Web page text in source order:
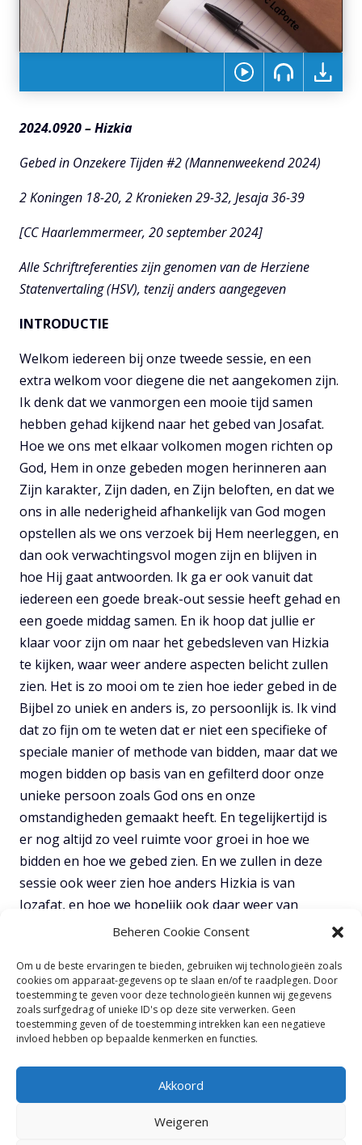
Beheren Cookie Consent
Om u de beste ervaringen te bieden, gebruiken wij technologieën zoals
cookies om apparaat-gegevens op te slaan en/of te raadplegen. Door
toestemming te geven voor deze technologieën kunnen wij gegevens
zoals surfgedrag of unieke ID's op deze site verwerken. Geen
toestemming geven of de toestemming intrekken kan een negatieve
invloed hebben op bepaalde kenmerken en functies.
Akkoord
Weigeren
2024.0920 – Hizkia
Gebed in Onzekere Tijden #2 (Mannenweekend 2024)
2 Koningen 18-20, 2 Kronieken 29-32, Jesaja 36-39
[CC Haarlemmermeer, 20 september 2024]
Alle Schriftreferenties zijn genomen van de Herziene
Statenvertaling (HSV), tenzij anders aangegeven
INTRODUCTIE
Welkom iedereen bij onze tweede sessie, en een
extra welkom voor diegene die net aangekomen zijn.
Ik denk dat we vanmorgen een mooie tijd samen
hebben gehad kijkend naar het gebed van Josafat.
Hoe we ons met elkaar volkomen mogen richten op
God, Hem in onze gebeden mogen herinneren aan
Zijn karakter, Zijn daden, en Zijn beloften, en dat we
ons in alle nederigheid afhankelijk van God mogen
opstellen als we ons verzoek bij Hem neerleggen, en
dan ook verwachtingsvol mogen zijn en blijven in
hoe Hij gaat antwoorden. Ik ga er ook vanuit dat
iedereen een goede break-out sessie heeft gehad en
een goede middag samen. En ik hoop dat jullie er
klaar voor zijn om naar het gebedsleven van Hizkia
te kijken, waar weer andere aspecten belicht zullen
zien. Het is zo mooi om te zien hoe ieder gebed in de
Bijbel zo uniek en anders is, zo persoonlijk is. Ik vind
dat zo fijn om te weten dat er niet een specifieke of
speciale manier of methode van bidden, maar dat we
mogen bidden op basis van en gefilterd door onze
unieke persoon zoals God ons en onze
omstandigheden gemaakt heeft. En tegelijkertijd is
er nog altijd zo veel ruimte voor groei in hoe we
bidden en hoe we gebed zien. En we zullen in deze
sessie ook weer zien hoe anders Hizkia is van
Jozafat, en hoe we hopelijk ook daar weer van
Dus ik stel voor dat we bidden, en dan samen gaan
lezen over koning Hizkia.
TOON VOLLEDIGE NOTITIES